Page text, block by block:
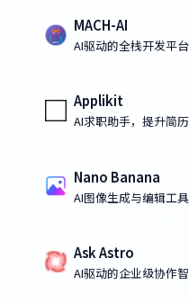
MACH-AI
AI驱动的全栈开发平
Applikit
AI求职助手，提升简
Nano Banana
AI图像生成与编辑工
Ask Astro
AI驱动的企业级协作